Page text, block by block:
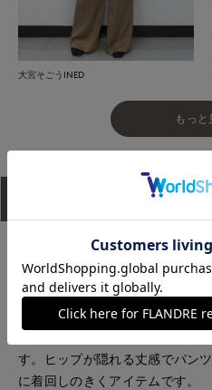
大宮そごうINED
もっと
サイズ
前見頃と袖に異素材の圧縮スム
イン。ゆったりとした贅沢なサ
らしく品のある印象。ニット部
す。ヒップが隠れる丈感でパン
に着回しのきくアイテムです。